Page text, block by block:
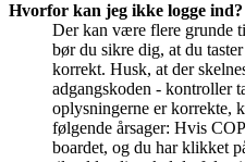
Hvorfor kan jeg ikke logge ind?
Der kan være flere grunde
bør du sikre dig, at du
korrekt. Husk, at der
adgangskoden - kontroller
oplysningerne er korrekte,
følgende årsager: Hvis
boardet, og du har klikket